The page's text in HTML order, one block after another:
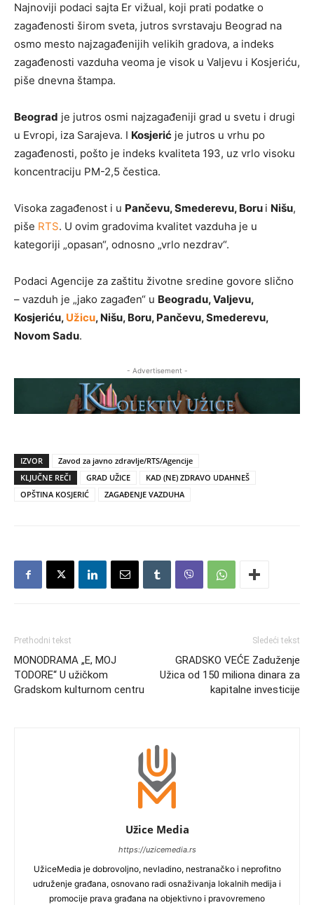
Najnoviji podaci sajta Er vižual, koji prati podatke o
zagađenosti širom sveta, jutros svrstavaju Beograd na
osmo mesto najzagađenijih velikih gradova, a indeks
zagađenosti vazduha veoma je visok u Valjevu i Kosjeriću,
piše dnevna štampa.
Beograd je jutros osmi najzagađeniji grad u svetu i drugi
u Evropi, iza Sarajeva. I Kosjerić je jutros u vrhu po
zagađenosti, pošto je indeks kvaliteta 193, uz vrlo visoku
koncentraciju PM-2,5 čestica.
Visoka zagađenost i u Pančevu, Smederevu, Boru i Nišu,
piše RTS. U ovim gradovima kvalitet vazduha je u
kategoriji „opasan“, odnosno „vrlo nezdrav“.
Podaci Agencije za zaštitu životne sredine govore slično
– vazduh je „jako zagađen“ u Beogradu, Valjevu,
Kosjeriću, Užicu, Nišu, Boru, Pančevu, Smederevu,
Novom Sadu.
- Advertisement -
IZVOR
Zavod za javno zdravlje/RTS/Agencije
KLJUČNE REČI
GRAD UŽICE
KAD (NE) ZDRAVO UDAHNEŠ
OPŠTINA KOSJERIĆ
ZAGAĐENJE VAZDUHA
Prethodni tekst
MONODRAMA „E, MOJ
TODORE“ U užičkom
Gradskom kulturnom centru
Sledeći tekst
GRADSKO VEĆE Zaduženje
Užica od 150 miliona dinara za
kapitalne investicije
Užice Media
https://uzicemedia.rs
UžiceMedia je dobrovoljno, nevladino, nestranačko i neprofitno
udruženje građana, osnovano radi osnaživanja lokalnih medija i
promocije prava građana na objektivno i pravovremeno